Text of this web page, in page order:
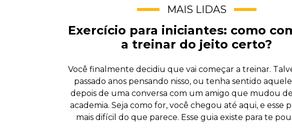
MAIS LIDAS
Exercício para iniciantes: como
a treinar do jeito certo?
Você finalmente decidiu que vai começar a treinar.
passado anos pensando nisso, ou tenha sentido
depois de uma conversa com um amigo que mudou
academia. Seja como for, você chegou até aqui, e esse
mais difícil do que parece. Esse guia existe para te